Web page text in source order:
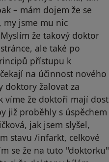
– mám dojem že se
my jsme mu nic
že takový doktor
ale také po
přístupu k
na účinnost nového
doktory žalovat za
víme že doktoři mají dost
již proběhly s úspěchem
jak jsem slyšel,
stavu /infarkt, celkové
se že na tuto "doktorku"